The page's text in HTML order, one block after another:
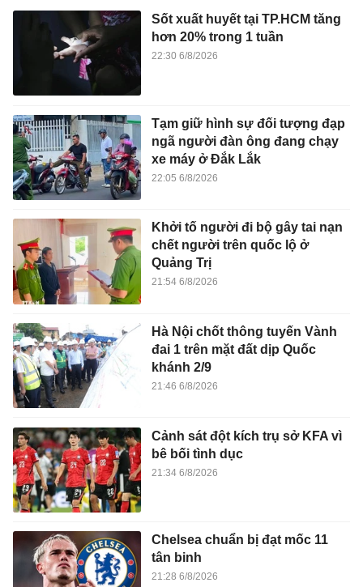
Sốt xuất huyết tại TP.HCM tăng
hơn 20% trong 1 tuần
22:30 6/8/2026
Tạm giữ hình sự đối tượng đạp
ngã người đàn ông đang chạy
xe máy ở Đắk Lắk
22:05 6/8/2026
Khởi tố người đi bộ gây tai nạn
chết người trên quốc lộ ở
Quảng Trị
21:54 6/8/2026
Hà Nội chốt thông tuyến Vành
đai 1 trên mặt đất dịp Quốc
khánh 2/9
21:46 6/8/2026
Cảnh sát đột kích trụ sở KFA vì
bê bối tình dục
21:34 6/8/2026
Chelsea chuẩn bị đạt mốc 11
tân binh
21:28 6/8/2026